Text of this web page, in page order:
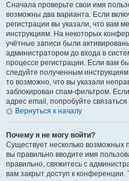
Сначала проверьте свои имя
возможны два варианта. Если
регистрации вы указали, что вам
инструкциям. На некоторых
учётные записи были
администратором до входа в
процессе регистрации. Если вам
следуйте полученным
то возможно, что вы указали
заблокирован спам-фильтром.
адрес email, попробуйте
Вернуться к началу
Почему я не могу войти?
Существует несколько возможных
вы правильно вводите имя
правильно, свяжитесь с
вам закрыт доступ к